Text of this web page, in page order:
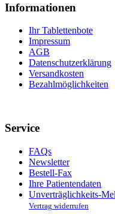
Informationen
Ihr Tablettenbote
Impressum
AGB
Datenschutzerklärung
Versandkosten
Bezahlmöglichkeiten
Service
FAQs
Newsletter
Bestell-Fax
Ihre Patientendaten
Unverträglichkeits-
Vertrag widerrufen